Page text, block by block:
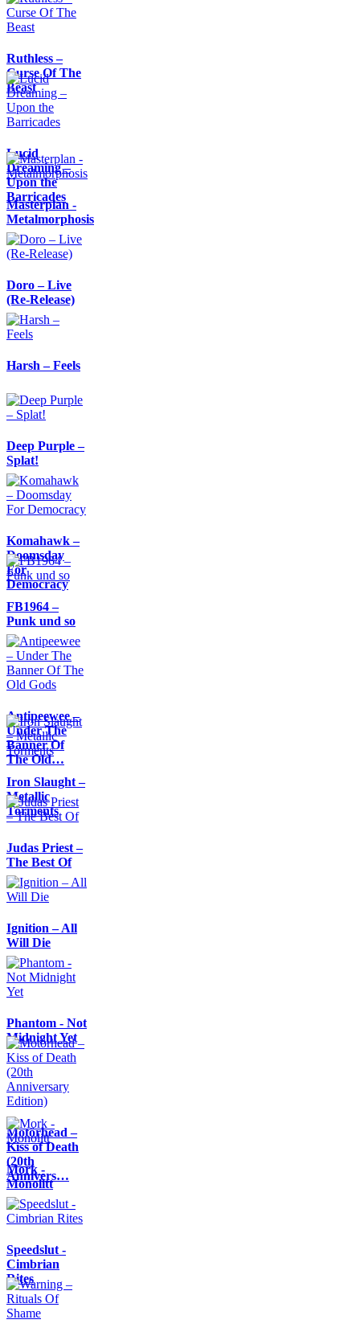
Ruthless –
Curse Of The
Beast
Lucid
Dreaming –
Upon the
Barricades
Masterplan -
Metalmorphosis
Doro – Live
(Re-Release)
Harsh – Feels
Deep Purple –
Splat!
Komahawk –
Doomsday
For
Democracy
FB1964 –
Punk und so
Antipeewee –
Under The
Banner Of
The Old…
Iron Slaught –
Metallic
Torments
Judas Priest –
The Best Of
Ignition – All
Will Die
Phantom - Not
Midnight Yet
Motörhead –
Kiss of Death
(20th
Annivers…
Mork -
Monolitt
Speedslut -
Cimbrian
Rites